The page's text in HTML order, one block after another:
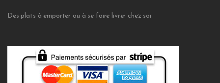
Des plats à emporter ou à se faire livrer chez soi